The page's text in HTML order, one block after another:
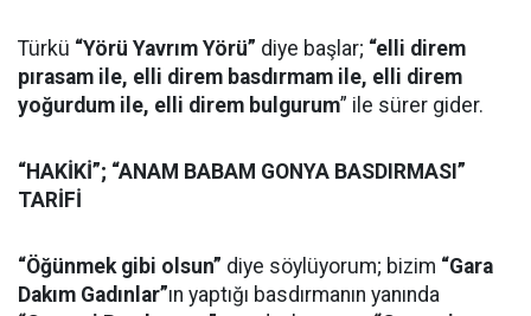
Türkü “Yörü Yavrım Yörü” diye başlar; “elli direm
pırasam ile, elli direm basdırmam ile, elli direm
yoğurdum ile, elli direm bulgurum” ile sürer gider.
“HAKİKİ”; “ANAM BABAM GONYA BASDIRMASI”
TARİFİ
“Öğünmek gibi olsun” diye söylüyorum; bizim “Gara
Dakım Gadınlar”ın yaptığı basdırmanın yanında